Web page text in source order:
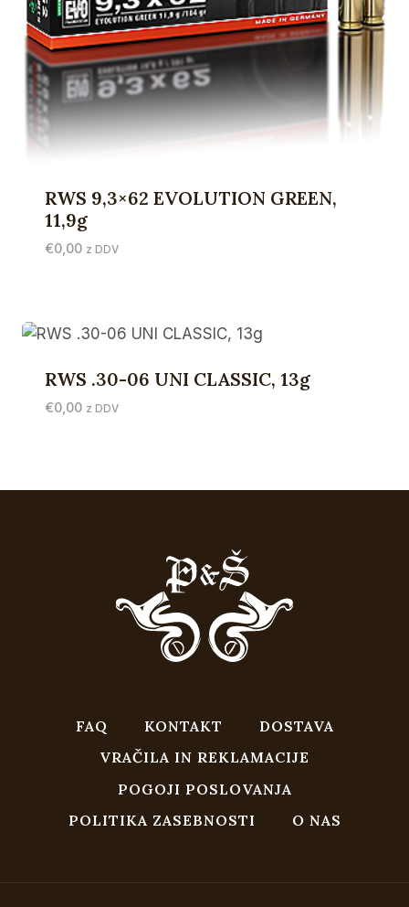
RWS 9,3×62 EVOLUTION GREEN,
11,9g
€0,00 z DDV
RWS .30-06 UNI CLASSIC, 13g
€0,00 z DDV
FAQ KONTAKT
DOSTAVA
VRAČILA IN REKLAMACIJE
POGOJI POSLOVANJA
POLITIKA ZASEBNOSTI
O NAS